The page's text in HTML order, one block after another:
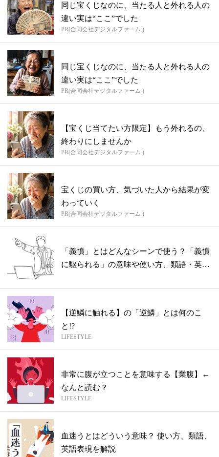
同じ宝くじなのに、当たる人と外れる人の
違い実は“ここ”でした
PR(合同会社デジタルファーム )
同じ宝くじなのに、当たる人と外れる人の
違い実は“ここ”でした
PR(合同会社デジタルファーム )
【宝くじ当てたい方限定】もう外れるの、
終わりにしませんか
PR(合同会社デジタルファーム )
宝くじの買い方、気づいた人から結果が変
わっていく
PR(合同会社デジタルファーム )
「義憤」とはどんなシーンで使う？「義憤
に駆られる」の意味や使い方、類語・英語
【逆鱗に触れる】の「逆鱗」とは何のこ
と!?
LIFESTYLE
非常に腹が立つことを意味する【業腹】←
なんと読む？
LIFESTYLE
血迷うとはどういう意味？ 使い方、類語、
英語表現を解説